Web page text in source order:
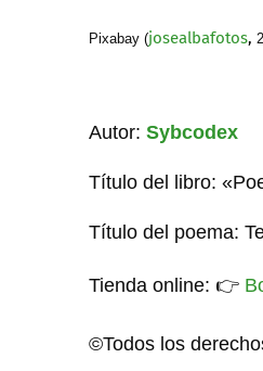
Pixabay (josealbafotos,
Autor: Sybcodex
Título del libro:
Título del poema:
Tienda online: 👉
©Todos los